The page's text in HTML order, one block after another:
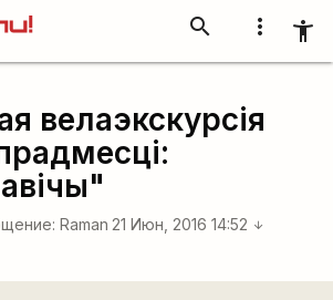
more_vert accessibility_new
search
велаэкскурсія
Raman 21 Июн, 2016 14:52 arrow_downward